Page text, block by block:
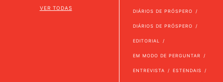
VER TODAS
DIÁRIOS DE PRÓSPERO
DIÁRIOS DE PRÓSPERO
EDITORIAL
EM MODO DE PERGUNTAR
ENTREVISTA ESTENDAIS